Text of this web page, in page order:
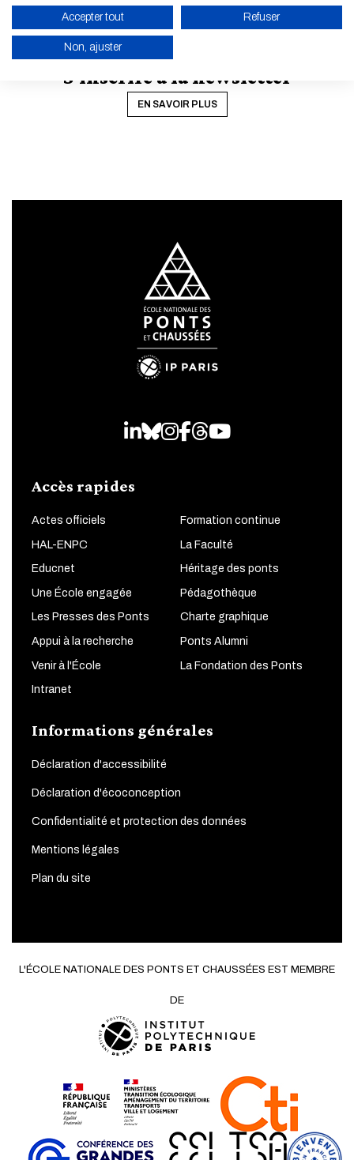
ACTIVER LE MODE ÉCO
S'inscrire à la newsletter
EN SAVOIR PLUS
LinkedIn
Bluesky
Instagram
Facebook
Threads
Youtube
Accès rapides
Actes officiels Formation continue
HAL-ENPC La Faculté
Educnet Héritage des ponts
Une École engagée Pédagothèque
Les Presses des Ponts Charte graphique
Appui à la recherche Ponts Alumni
Venir à l'École La Fondation des Ponts
Intranet
Informations générales
Déclaration d'accessibilité
Déclaration d'écoconception
Confidentialité et protection des données
Mentions légales
Plan du site
L'ÉCOLE NATIONALE DES PONTS ET CHAUSSÉES EST MEMBRE
DE
Accepter tout Refuser
Non, ajuster